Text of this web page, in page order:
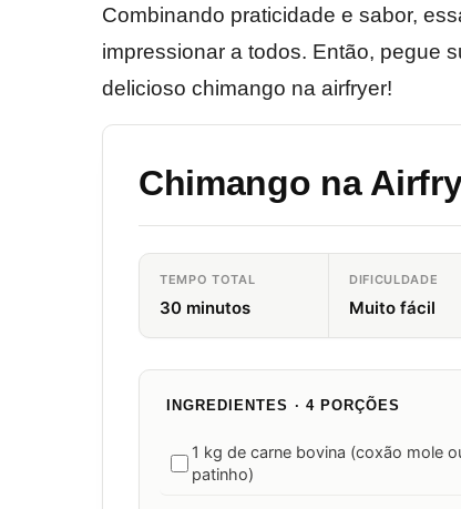
Combinando praticidade e sabor,
impressionar a todos. Então, pegue
delicioso chimango na airfryer!
Chimango na
TEMPO TOTAL
30 minutos
DIFICULDADE
Muito fácil
INGREDIENTES · 4 PORÇÕES
1 kg de carne bovina (coxão mole
patinho)